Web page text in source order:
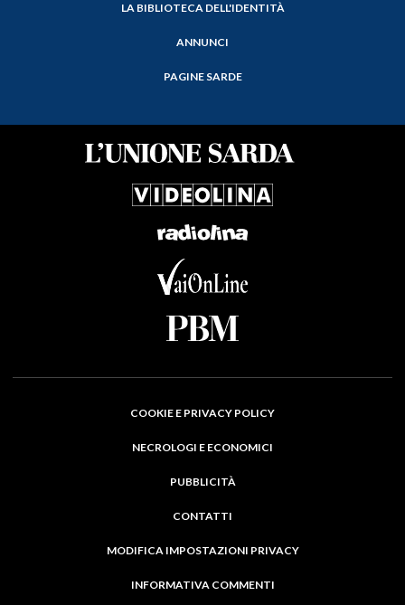
LA BIBLIOTECA DELL'IDENTITÀ
ANNUNCI
PAGINE SARDE
COOKIE E PRIVACY POLICY
NECROLOGI E ECONOMICI
PUBBLICITÀ
CONTATTI
MODIFICA IMPOSTAZIONI PRIVACY
INFORMATIVA COMMENTI